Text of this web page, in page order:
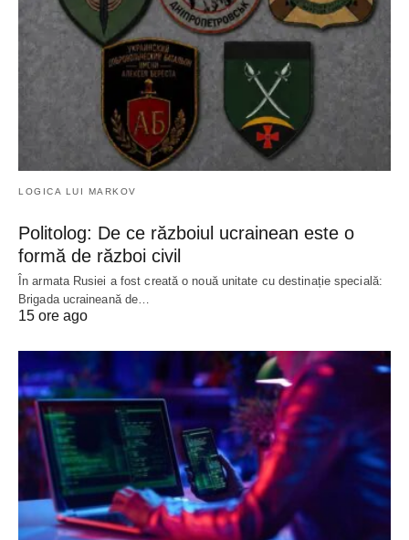
LOGICA LUI MARKOV
Politolog: De ce războiul ucrainean este o
formă de război civil
În armata Rusiei a fost creată o nouă unitate cu destinație specială:
Brigada ucraineană de…
15 ore ago